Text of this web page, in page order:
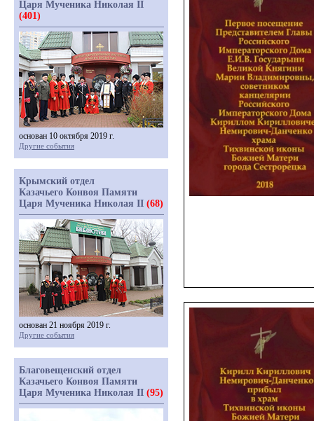
Царя Мученика Николая II
(401)
основан 10 октября 2019 г.
Другие события
Крымский отдел
Казачьего Конвоя Памяти
Царя Мученика Николая II (68)
основан 21 ноября 2019 г.
Другие события
Благовещенский отдел
Казачьего Конвоя Памяти
Царя Мученика Николая II (95)